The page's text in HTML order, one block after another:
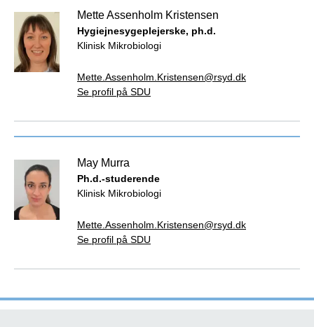
Mette Assenholm Kristensen
Hygiejnesygeplejerske, ph.d.
Klinisk Mikrobiologi
Mette.Assenholm.Kristensen@rsyd.dk
Se profil på SDU
May Murra
Ph.d.-studerende
Klinisk Mikrobiologi
Mette.Assenholm.Kristensen@rsyd.dk
Se profil på SDU